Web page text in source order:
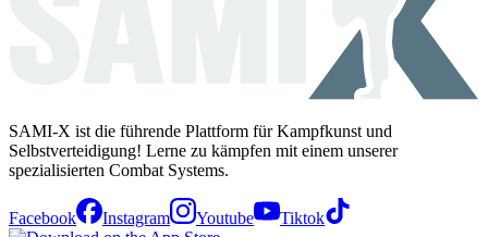
SAMI-X ist die führende Plattform für Kampfkunst und
Selbstverteidigung! Lerne zu kämpfen mit einem unserer
spezialisierten Combat Systems.
Facebook Instagram Youtube Tiktok